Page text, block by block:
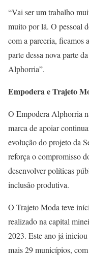
“Vai ser um trabalho
muito por lá. O pessoal
com a parceria, ficamos
parte dessa nova parte
Alphorria”.
Empodera e Trajeto
O Empodera Alphorria
marca de apoiar
evolução do projeto da
reforça o compromisso
desenvolver políticas
inclusão produtiva.
O Trajeto Moda teve
realizado na capital
2023. Este ano já
mais 29 municípios,